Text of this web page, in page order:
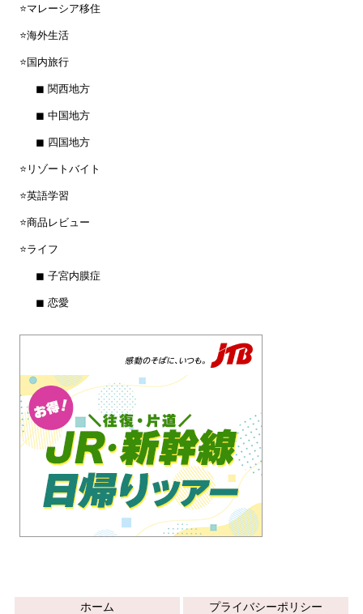
⭐️マレーシア移住
⭐️海外生活
⭐️国内旅行
◼︎ 関西地方
◼︎ 中国地方
◼︎ 四国地方
⭐️リゾートバイト
⭐️英語学習
⭐️商品レビュー
⭐️ライフ
◼︎ 子宮内膜症
◼︎ 恋愛
ホーム プライバシーポリシー